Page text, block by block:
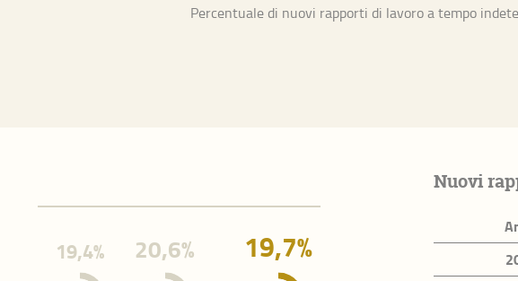
Percentuale di nuovi rapporti di lavoro a tempo
19,4% 20,6% 19,7%
Nuovi